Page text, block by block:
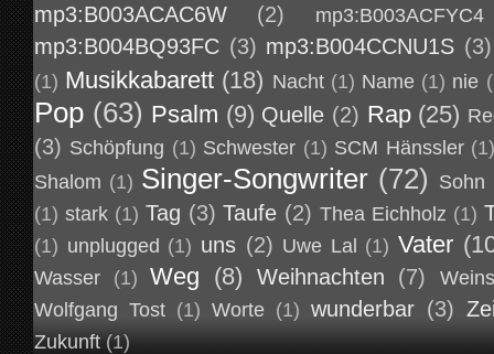
mp3:B003ACAC6W (2) mp3:B003ACFYC4
mp3:B004BQ93FC (3) mp3:B004CCNU1S (3)
(1) Musikkabarett (18) Nacht (1) Name (1) nie
Pop (63) Psalm (9) Quelle (2) Rap (25)
(3) Schöpfung (1) Schwester (1) SCM Hänssler
Shalom (1) Singer-Songwriter (72) Sohn
(1) stark (1) Tag (3) Taufe (2) Thea Eichholz (1)
(1) unplugged (1) uns (2) Uwe Lal (1) Vater
Wasser (1) Weg (8) Weihnachten (7)
Wolfgang Tost (1) Worte (1) wunderbar (3)
Zukunft (1)